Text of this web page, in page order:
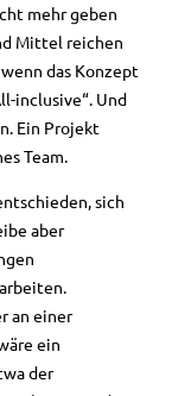
mehr geben
Mittel reichen
das Konzept
inclusive“. Und
Ein Projekt
Team.
sich
aber
an einer
ein
der